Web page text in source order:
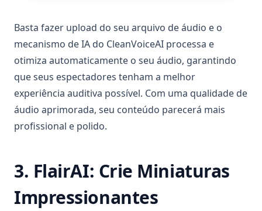
Basta fazer upload do seu arquivo de áudio e o
mecanismo de IA do CleanVoiceAI processa e
otimiza automaticamente o seu áudio, garantindo
que seus espectadores tenham a melhor
experiência auditiva possível. Com uma qualidade de
áudio aprimorada, seu conteúdo parecerá mais
profissional e polido.
3. FlairAI: Crie Miniaturas
Impressionantes